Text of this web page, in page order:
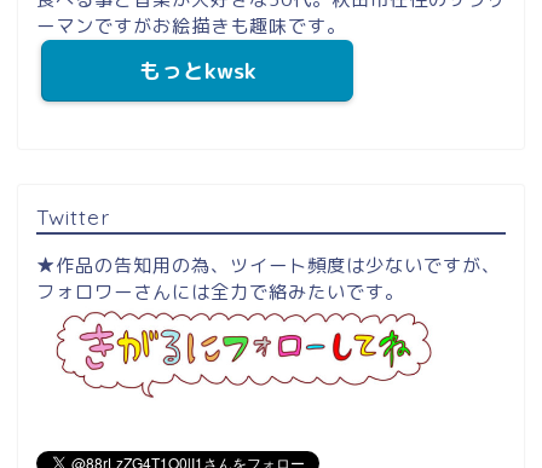
ーマンですがお絵描きも趣味です。
もっとkwsk
Twitter
★作品の告知用の為、ツイート頻度は少ないですが、
フォロワーさんには全力で絡みたいです。